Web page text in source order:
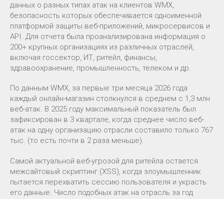
данных о разных типах атак на клиентов WMX,
безопасность которых обеспечивается одноименной
платформой защиты веб-приложений, микросервисов и
API. Для отчета была проанализирована информация о
200+ крупных организациях из различных отраслей,
включая госсектор, ИТ, ритейл, финансы,
здравоохранение, промышленность, телеком и др.
По данным WMX, за первые три месяца 2026 года
каждый онлайн-магазин столкнулся в среднем с 1,3 млн
веб-атак. В 2025 году максимальный показатель был
зафиксирован в 3 квартале, когда среднее число веб-
атак на одну организацию отрасли составило только 767
тыс. (то есть почти в 2 раза меньше).
Самой актуальной веб-угрозой для ритейла остается
межсайтовый скриптинг (XSS), когда злоумышленник
пытается перехватить сессию пользователя и украсть
его данные. Число подобных атак на отрасль за год